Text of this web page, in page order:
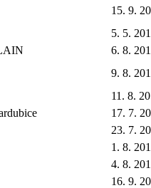
15. 9.
5. 5.
6. 8.
9. 8.
11. 8.
17. 7.
23. 7.
1. 8.
4. 8.
16. 9.